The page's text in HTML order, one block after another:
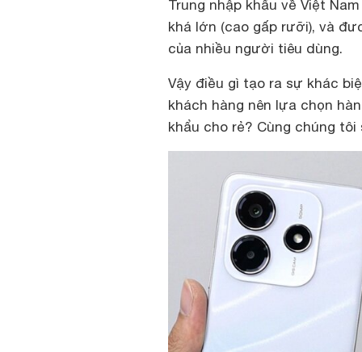
Trung nhập khẩu về Việt
khá lớn (cao gấp rưỡi), và
của nhiều người tiêu dùng.
Vậy điều gì tạo ra sự khác
khách hàng nên lựa chọn
khẩu cho rẻ? Cùng chúng